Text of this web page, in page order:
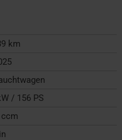
km
/ 156 PS
ccm